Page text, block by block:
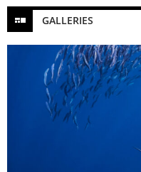
GALLERIES